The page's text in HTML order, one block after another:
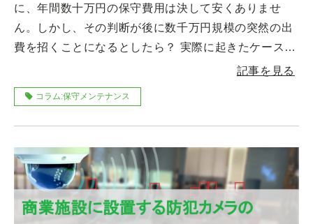
に、年間数十万円の保守費用は決して安くありませ
ん。しかし、その判断が後に数千万円規模の突然の出
費を招くことになるとしたら？ 実際に起きたケースを
ご紹介しましょう。ある企業では、10年前に導入した
音響・映像設備の一部が故障しました。修理を依頼し
たところ、既に生産終了から8年が経過しており修理
不可能。さらに悪いことに、互換性のある後継機種も
存在せず、結局システム全体の改修が必要に。予算計
画にない3,000万円の緊急支出を余儀なくされたので
す。 これは決して珍しいケースではありません。
記事を見る
コラム:保守メンテナンス